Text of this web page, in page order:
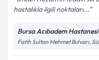
hastalıkla ilgili noktaları...
Bursa Acıbadem Hastanesi
Fatih Sultan Mehmet Bulvarı,